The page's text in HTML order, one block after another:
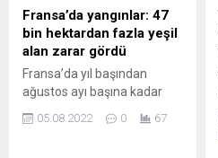
Almanya’da merkez sağ
Hıristiyan Demokratlar
(CDU) yeni liderini seçti.
kongresinde delege
oylarının neredeyse yüzde
95’ini alan Friedrich
Fransa’da yangınlar: 47
bin hektardan fazla yeşil
alan zarar gördü
Fransa’da yıl başından
ağustos ayı başına kadar
286 hektar yeşil alanın
05.08.2022 0 67